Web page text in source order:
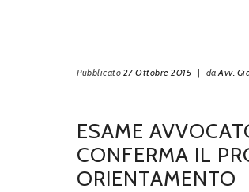
Pubblicato 27 Ottobre 2015 | daAvv.
ESAME
CONFERMA IL
ORIENTAMENTO